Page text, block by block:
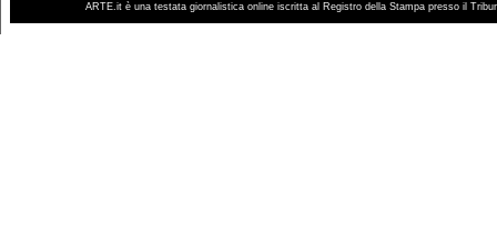
ARTE.it è una testata giornalistica online iscritta al Registro della Stampa presso il